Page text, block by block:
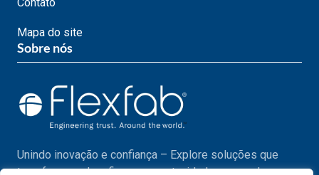
Mapa do site
Sobre nós
Unindo inovação e confiança – Explore soluções que
transformam desafios em oportunidades em cada passo